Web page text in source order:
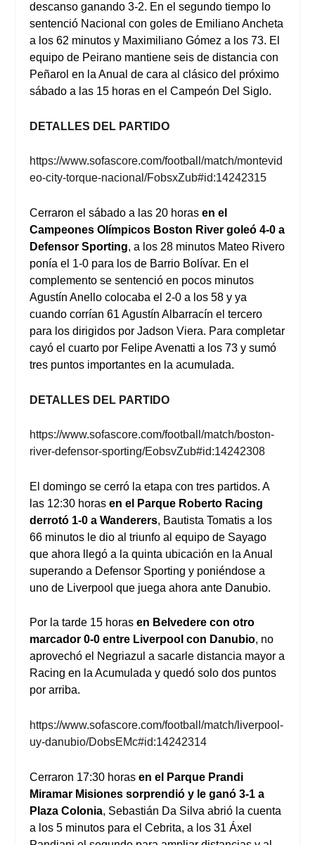
descanso ganando 3-2. En el segundo tiempo lo
sentenció Nacional con goles de Emiliano Ancheta
a los 62 minutos y Maximiliano Gómez a los 73. El
equipo de Peirano mantiene seis de distancia con
Peñarol en la Anual de cara al clásico del próximo
sábado a las 15 horas en el Campeón Del Siglo.
DETALLES DEL PARTIDO
https://www.sofascore.com/football/match/montevid
eo-city-torque-nacional/FobsxZub#id:14242315
Cerraron el sábado a las 20 horas en el
Campeones Olímpicos Boston River goleó 4-0 a
Defensor Sporting, a los 28 minutos Mateo Rivero
ponía el 1-0 para los de Barrio Bolívar. En el
complemento se sentenció en pocos minutos
Agustín Anello colocaba el 2-0 a los 58 y ya
cuando corrían 61 Agustín Albarracín el tercero
para los dirigidos por Jadson Viera. Para completar
cayó el cuarto por Felipe Avenatti a los 73 y sumó
tres puntos importantes en la acumulada.
DETALLES DEL PARTIDO
https://www.sofascore.com/football/match/boston-
river-defensor-sporting/EobsvZub#id:14242308
El domingo se cerró la etapa con tres partidos. A
las 12:30 horasen el Parque Roberto Racing
derrotó 1-0 a Wanderers, Bautista Tomatis a los
66 minutos le dio al triunfo al equipo de Sayago
que ahora llegó a la quinta ubicación en la Anual
superando a Defensor Sporting y poniéndose a
uno de Liverpool que juega ahora ante Danubio.
Por la tarde 15 horasen Belvedere con otro
marcador 0-0 entre Liverpool con Danubio, no
aprovechó el Negriazul a sacarle distancia mayor a
Racing en la Acumulada y quedó solo dos puntos
por arriba.
https://www.sofascore.com/football/match/liverpool-
uy-danubio/DobsEMc#id:14242314
Cerraron 17:30 horasen el Parque Prandi
Miramar Misiones sorprendió y le ganó 3-1 a
Plaza Colonia, Sebastián Da Silva abrió la cuenta
a los 5 minutos para el Cebrita, a los 31 Áxel